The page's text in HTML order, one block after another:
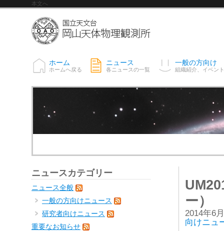
本文へ
ホーム
ホームへ戻る
ニュース
各ニュースの一覧
一般の方向け
組織紹介、イベン
ー）
2014年6
向けニュ
ニュースカテゴリー
ニュース全般
一般の方向けニュース
研究者向けニュース
重要なお知らせ